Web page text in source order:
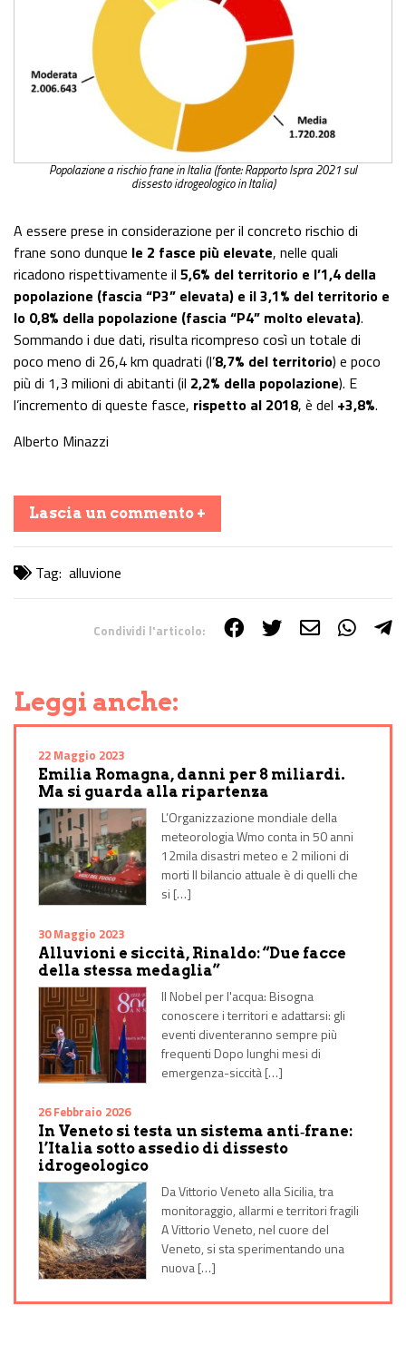
Popolazione a rischio frane in Italia (fonte: Rapporto Ispra 2021 sul
dissesto idrogeologico in Italia)
A essere prese in considerazione per il concreto rischio di
frane sono dunque le 2 fasce più elevate, nelle quali
ricadono rispettivamente il 5,6% del territorio e l’1,4 della
popolazione (fascia “P3” elevata) e il 3,1% del territorio e
lo 0,8% della popolazione (fascia “P4” molto elevata).
Sommando i due dati, risulta ricompreso così un totale di
poco meno di 26,4 km quadrati (l’8,7% del territorio) e poco
più di 1,3 milioni di abitanti (il 2,2% della popolazione). E
l’incremento di queste fasce, rispetto al 2018, è del +3,8%.
Alberto Minazzi
Lascia un commento +
Tag: alluvione
Condividi l'articolo:
Leggi anche:
22 Maggio 2023
Emilia Romagna, danni per 8 miliardi.
Ma si guarda alla ripartenza
L’Organizzazione mondiale della
meteorologia Wmo conta in 50 anni
12mila disastri meteo e 2 milioni di
morti Il bilancio attuale è di quelli che
si […]
30 Maggio 2023
Alluvioni e siccità, Rinaldo: “Due facce
della stessa medaglia”
Il Nobel per l'acqua: Bisogna
conoscere i territori e adattarsi: gli
eventi diventeranno sempre più
frequenti Dopo lunghi mesi di
emergenza-siccità […]
26 Febbraio 2026
In Veneto si testa un sistema anti‑frane:
l’Italia sotto assedio di dissesto
idrogeologico
Da Vittorio Veneto alla Sicilia, tra
monitoraggio, allarmi e territori fragili
A Vittorio Veneto, nel cuore del
Veneto, si sta sperimentando una
nuova […]